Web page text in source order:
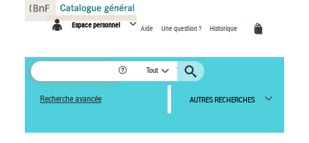
Espace personnel Aide Une question ? Historique
Tout
Recherche avancée AUTRES RECHERCHES
Panneau de gestion des cookies